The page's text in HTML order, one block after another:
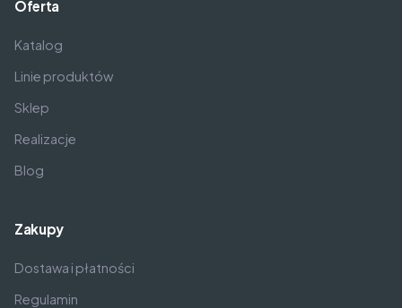
Oferta
Katalog
Linie produktów
Sklep
Realizacje
Blog
Zakupy
Dostawa i płatności
Regulamin